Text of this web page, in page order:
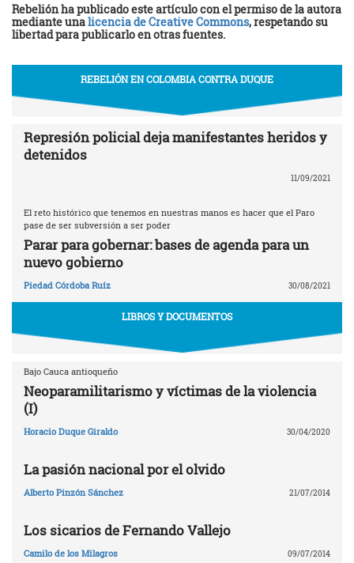
Rebelión ha publicado este artículo con el permiso de la autora
mediante unalicencia de Creative Commons, respetando su
libertad para publicarlo en otras fuentes.
REBELIÓN EN COLOMBIA CONTRA DUQUE
Represión policial deja manifestantes heridos y
detenidos
11/09/2021
El reto histórico que tenemos en nuestras manos es hacer que el Paro
pase de ser subversión a ser poder
Parar para gobernar: bases de agenda para un
nuevo gobierno
Piedad Córdoba Ruíz 30/08/2021
LIBROS Y DOCUMENTOS
Bajo Cauca antioqueño
Neoparamilitarismo y víctimas de la violencia
(I)
Horacio Duque Giraldo 30/04/2020
La pasión nacional por el olvido
Alberto Pinzón Sánchez 21/07/2014
Los sicarios de Fernando Vallejo
Camilo de los Milagros 09/07/2014